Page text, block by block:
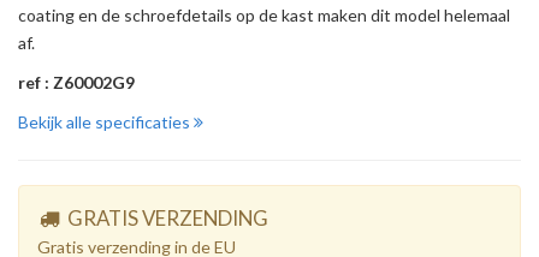
coating en de schroefdetails op de kast maken dit model helemaal
af.
ref : Z60002G9
Bekijk alle specificaties
GRATIS VERZENDING
Gratis verzending in de EU